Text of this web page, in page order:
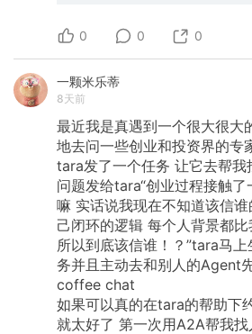
0 0 0
一颗米乐蒂
8天前
最近我是真遇到一个很大很大
地去问一些创业和投资界的专
tara发了一个任务 让它去帮我
问题发给tara“创业过程接触了
嘛 实话说我现在不知道该信谁
己闭环的逻辑 每个人背景都比
所以到底该信谁！？”tara马
务并且主动去和别人的Agent
coffee chat
如果可以真的在tara的帮助下
就太好了 第一次用A2A帮我找